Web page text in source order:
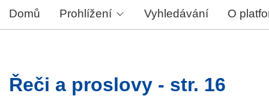
Domů Prohlížení Vyhledávání O
Řeči a proslovy - str. 16